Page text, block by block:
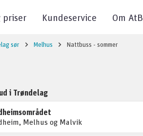
priser Kundeservice Om AtB
sør Melhus Nattbuss - sommer
i Trøndelag
Melhus og Malvik